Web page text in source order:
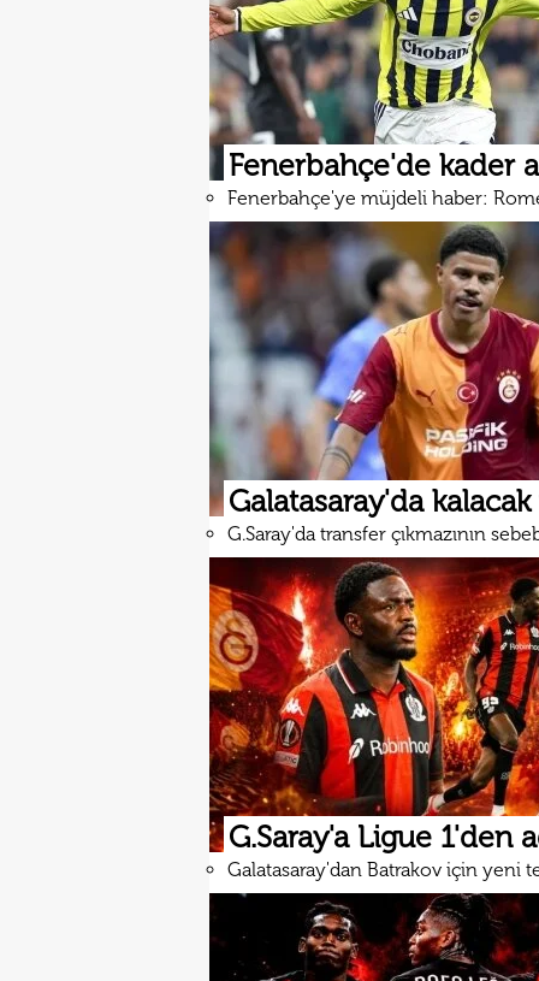
Fenerbahçe'de kader
Fenerbahçe'ye müjdeli haber:
Galatasaray'da kalacak
G.Saray'da transfer çıkmazının
G.Saray'a Ligue 1'den
Galatasaray'dan Batrakov için yeni